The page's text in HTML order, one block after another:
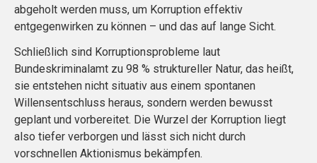
abgeholt werden muss, um Korruption effektiv
entgegenwirken zu können – und das auf lange Sicht.
Schließlich sind Korruptionsprobleme laut
Bundeskriminalamt zu 98 % struktureller Natur, das heißt,
sie entstehen nicht situativ aus einem spontanen
Willensentschluss heraus, sondern werden bewusst
geplant und vorbereitet. Die Wurzel der Korruption liegt
also tiefer verborgen und lässt sich nicht durch
vorschnellen Aktionismus bekämpfen.